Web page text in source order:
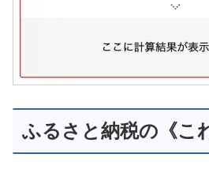
ふるさと納税の《こ